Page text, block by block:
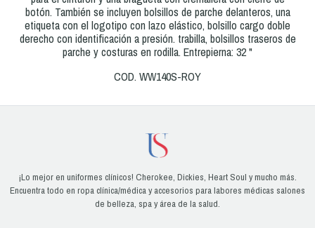
botón. También se incluyen bolsillos de parche delanteros, una
etiqueta con el logotipo con lazo elástico, bolsillo cargo doble
derecho con identificación a presión. trabilla, bolsillos traseros de
parche y costuras en rodilla. Entrepierna: 32 "
COD. WW140S-ROY
¡Lo mejor en uniformes clínicos! Cherokee, Dickies, Heart Soul y mucho más.
Encuentra todo en ropa clínica/médica y accesorios para labores médicas salones
de belleza, spa y área de la salud.